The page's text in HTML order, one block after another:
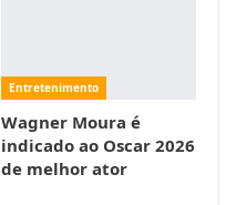
Entretenimento
Wagner Moura é
indicado ao Oscar 2026
de melhor ator